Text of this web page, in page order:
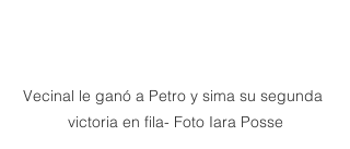
Vecinal le ganó a Petro y sima su segunda
victoria en fila- Foto Iara Posse